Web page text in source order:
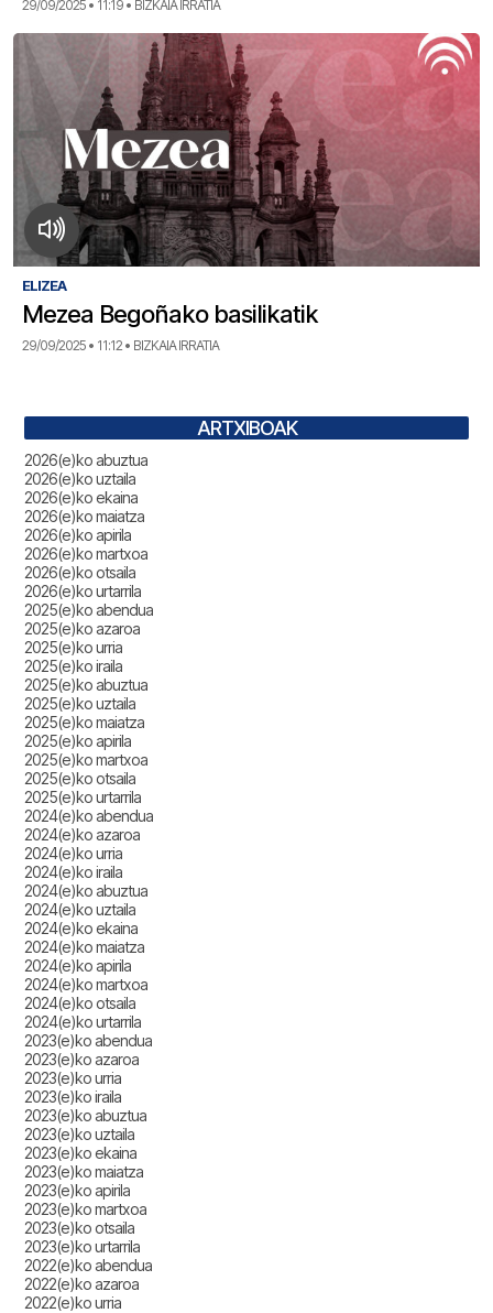
29/09/2025 • 11:19 • BIZKAIA IRRATIA
ELIZEA
Mezea Begoñako basilikatik
29/09/2025 • 11:12 • BIZKAIA IRRATIA
ARTXIBOAK
2026(e)ko abuztua
2026(e)ko uztaila
2026(e)ko ekaina
2026(e)ko maiatza
2026(e)ko apirila
2026(e)ko martxoa
2026(e)ko otsaila
2026(e)ko urtarrila
2025(e)ko abendua
2025(e)ko azaroa
2025(e)ko urria
2025(e)ko iraila
2025(e)ko abuztua
2025(e)ko uztaila
2025(e)ko maiatza
2025(e)ko apirila
2025(e)ko martxoa
2025(e)ko otsaila
2025(e)ko urtarrila
2024(e)ko abendua
2024(e)ko azaroa
2024(e)ko urria
2024(e)ko iraila
2024(e)ko abuztua
2024(e)ko uztaila
2024(e)ko ekaina
2024(e)ko maiatza
2024(e)ko apirila
2024(e)ko martxoa
2024(e)ko otsaila
2024(e)ko urtarrila
2023(e)ko abendua
2023(e)ko azaroa
2023(e)ko urria
2023(e)ko iraila
2023(e)ko abuztua
2023(e)ko uztaila
2023(e)ko ekaina
2023(e)ko maiatza
2023(e)ko apirila
2023(e)ko martxoa
2023(e)ko otsaila
2023(e)ko urtarrila
2022(e)ko abendua
2022(e)ko azaroa
2022(e)ko urria